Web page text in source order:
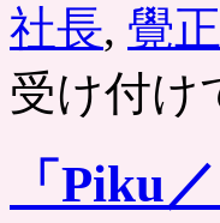
社長, 覺
受け付け
「Piku